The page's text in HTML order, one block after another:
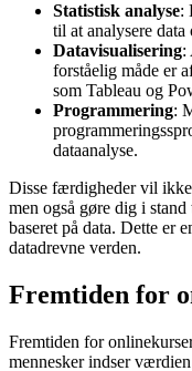
Statistisk analyse:
til at analysere
Datavisualisering:
forståelig måde er
som Tableau og
Programmering:
dataanalyse.
Disse færdigheder vil
men også gøre dig i
baseret på data. Dette er
datadrevne verden.
Fremtiden for
Fremtiden for
mennesker indser